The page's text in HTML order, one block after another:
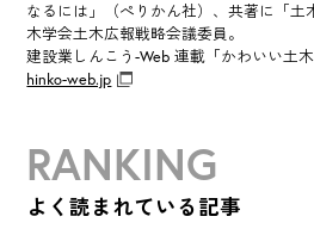
なるには」（ぺりかん社）、共著に「土
木学会土木広報戦略会議委員。
建設業しんこう-Web 連載「かわいい土
hinko-web.jp
RANKING
よく読まれている記事